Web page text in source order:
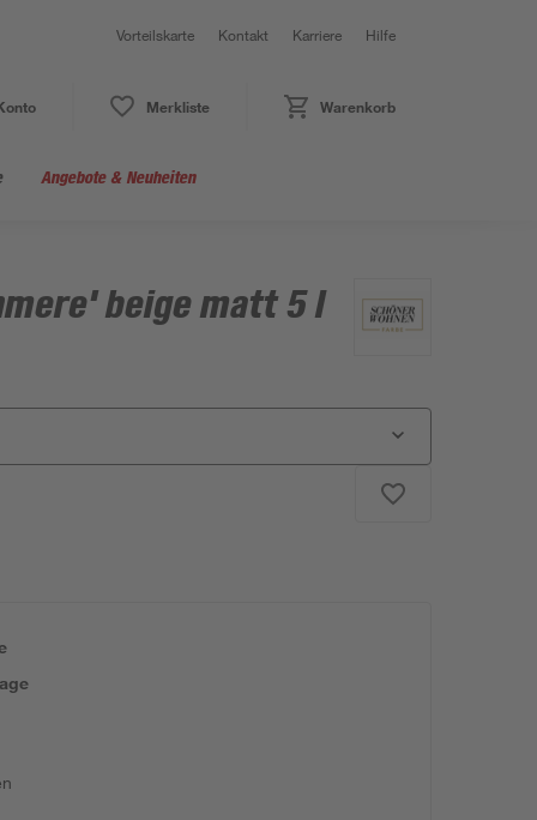
Vorteilskarte Kontakt Karriere Hilfe
Merkliste Warenkorb
Angebote & Neuheiten
beige matt 5 l